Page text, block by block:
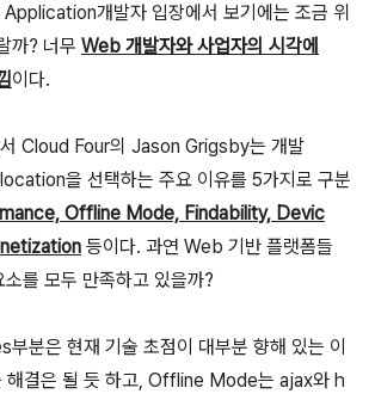
개발자 입장에서 보기에는 조금 위
까? 너무 Web 개발자와 사업자의 시각에
이다.
Cloud Four의 Jason Grigsby는 개발
을 선택하는 주요 이유를 5가지로 구분
Offline Mode, Findability, Devic
등이다. 과연 Web 기반 플랫폼들
를 모두 만족하고 있을까?
분은 현재 기술 초점이 대부분 향해 있는 이
해결은 될 듯 하고, Offline Mode는 ajax와 h